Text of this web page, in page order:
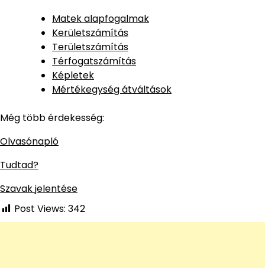
Matek alapfogalmak
Kerületszámítás
Területszámítás
Térfogatszámítás
Képletek
Mértékegység átváltások
Még több érdekesség:
Olvasónapló
Tudtad?
Szavak jelentése
Post Views: 342